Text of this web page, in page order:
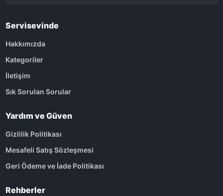
Servisevinde
Hakkımızda
Kategoriler
İletişim
Sık Sorulan Sorular
Yardım ve Güven
Gizlilik Politikası
Mesafeli Satış Sözleşmesi
Geri Ödeme ve İade Politikası
Rehberler